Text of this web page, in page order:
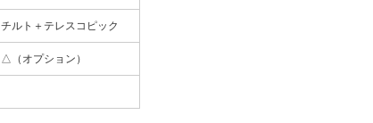
チルト＋テレスコピック
△（オプション）